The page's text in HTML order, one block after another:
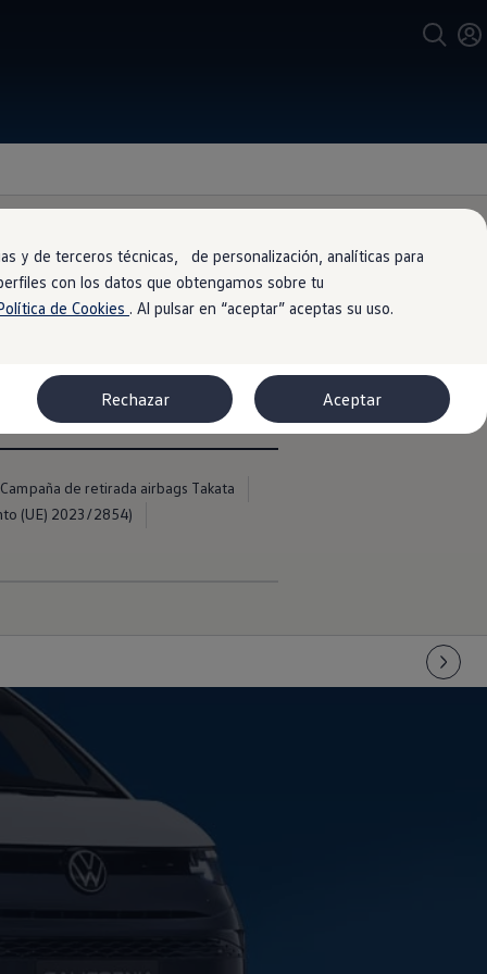
y de terceros técnicas, de personalización, analíticas para
con los datos que obtengamos sobre tu
de Cookies . Al pulsar en “aceptar” aceptas su uso.
Aceptar
Rechazar
por tu vehículo. Nuestra
Campaña de retirada airbags Takata
(UE) 2023/2854)